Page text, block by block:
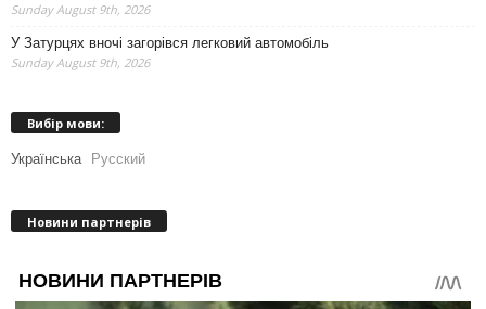
Sunday August 9th, 2026
У Затурцях вночі загорівся легковий автомобіль
Sunday August 9th, 2026
Вибір мови:
Українська Русский
Новини партнерів